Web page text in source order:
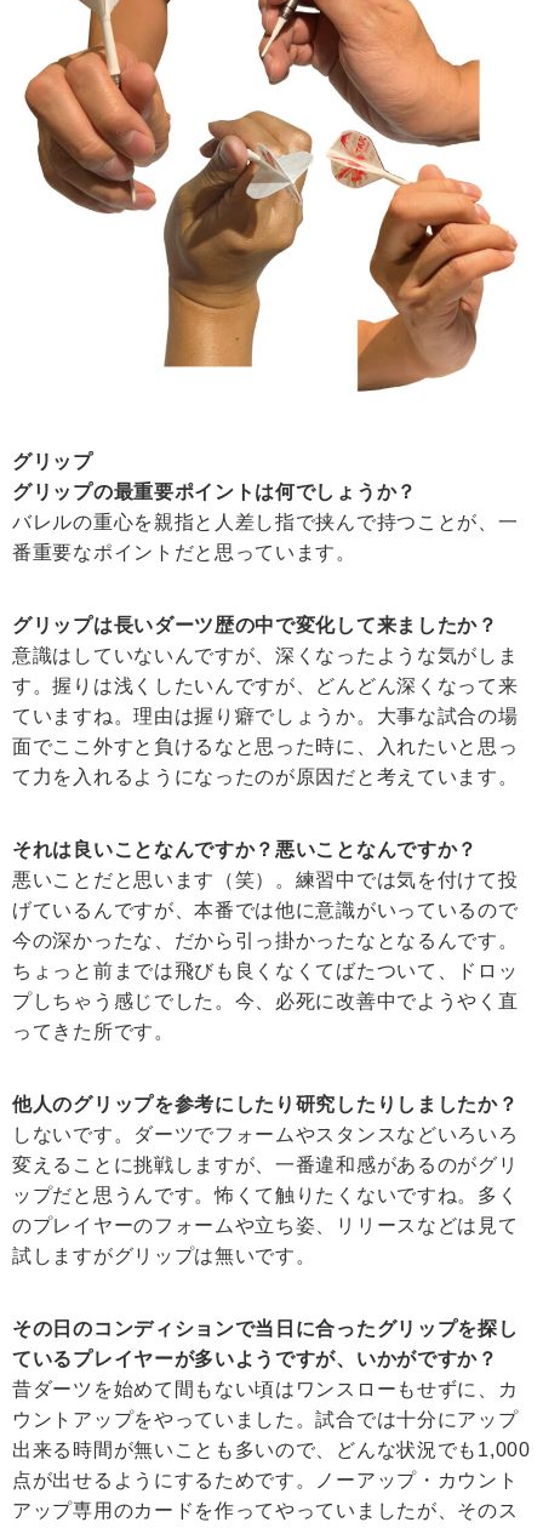
グリップ
グリップの最重要ポイントは何でしょうか？
バレルの重心を親指と人差し指で挟んで持つことが、一
番重要なポイントだと思っています。
グリップは長いダーツ歴の中で変化して来ましたか？
意識はしていないんですが、深くなったような気がしま
す。握りは浅くしたいんですが、どんどん深くなって来
ていますね。理由は握り癖でしょうか。大事な試合の場
面でここ外すと負けるなと思った時に、入れたいと思っ
て力を入れるようになったのが原因だと考えています。
それは良いことなんですか？悪いことなんですか？
悪いことだと思います（笑）。練習中では気を付けて投
げているんですが、本番では他に意識がいっているので
今の深かったな、だから引っ掛かったなとなるんです。
ちょっと前までは飛びも良くなくてばたついて、ドロッ
プしちゃう感じでした。今、必死に改善中でようやく直
ってきた所です。
他人のグリップを参考にしたり研究したりしましたか？
しないです。ダーツでフォームやスタンスなどいろいろ
変えることに挑戦しますが、一番違和感があるのがグリ
ップだと思うんです。怖くて触りたくないですね。多く
のプレイヤーのフォームや立ち姿、リリースなどは見て
試しますがグリップは無いです。
その日のコンディションで当日に合ったグリップを探し
ているプレイヤーが多いようですが、いかがですか？
昔ダーツを始めて間もない頃はワンスローもせずに、カ
ウントアップをやっていました。試合では十分にアップ
出来る時間が無いことも多いので、どんな状況でも1,000
点が出せるようにするためです。ノーアップ・カウント
アップ専用のカードを作ってやっていましたが、そのス